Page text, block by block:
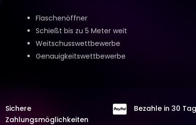
Flaschenöffner
Schießt bis zu 5 Meter weit
Weitschusswettbewerbe
Genauigkeitswettbewerbe
Sichere
Zahlungsmöglichkeiten
 Bezahle in 30